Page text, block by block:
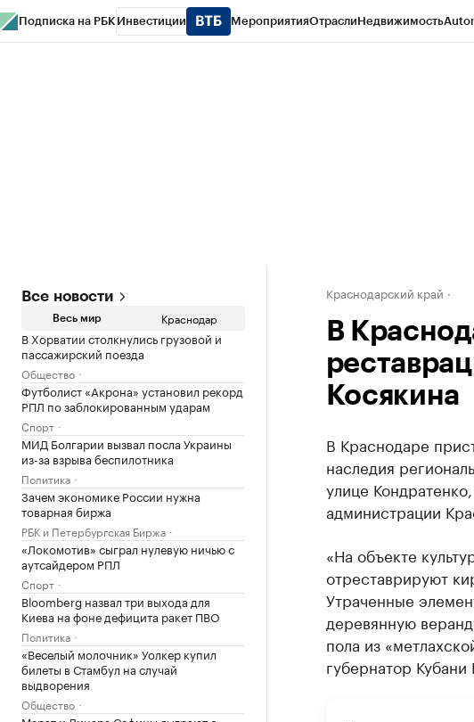
Подписка на РБК Инвестиции МероприятияОтраслиНедвижимость
Все новости
Весь мир Краснодар
В Хорватии столкнулись грузовой и
пассажирский поезда
Общество
Футболист «Акрона» установил рекорд
РПЛ по заблокированным ударам
Спорт
МИД Болгарии вызвал посла Украины
из-за взрыва беспилотника
Политика
Зачем экономике России нужна
товарная биржа
РБК и Петербургская Биржа
«Локомотив» сыграл нулевую ничью с
аутсайдером РПЛ
Спорт
Bloomberg назвал три выхода для
Киева на фоне дефицита ракет ПВО
Политика
«Веселый молочник» Уолкер купил
билеты в Стамбул на случай
выдворения
Общество
Краснодарский край
В
Косякина
В Краснодаре
наследия
улице
администрации
«На объекте
отреставрируют
Утраченные
деревянную
пола из
губернатор Кубани